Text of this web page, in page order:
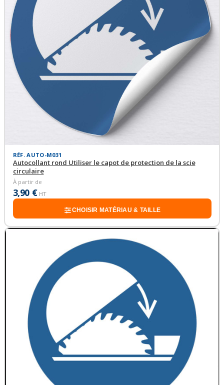
RÉF. AUTO-M031
Autocollant rond Utiliser le capot de protection de la scie
circulaire
À partir de
3,90 € HT
CHOISIR MATÉRIAU & TAILLE